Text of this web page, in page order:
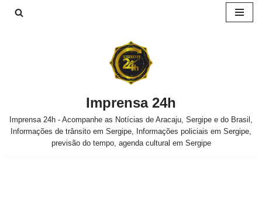
Imprensa 24h
Imprensa 24h - Acompanhe as Notícias de Aracaju, Sergipe e do Brasil,
Informações de trânsito em Sergipe, Informações policiais em Sergipe,
previsão do tempo, agenda cultural em Sergipe